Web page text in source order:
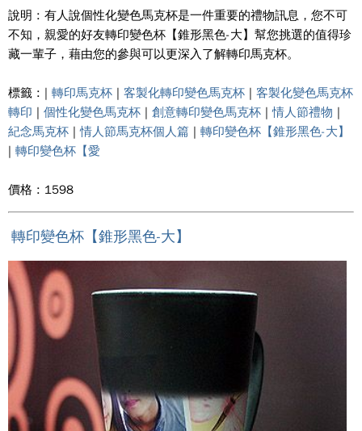
說明 : 有人說個性化變色馬克杯是一件重要的禮物訊息，您不可
不知，親愛的好友轉印變色杯【錐形黑色-大】幫您挑選的值得珍
藏一輩子，藉由您的參與可以更深入了解轉印馬克杯。
標籤 : | 轉印馬克杯 | 客製化轉印變色馬克杯 | 客製化變色馬克杯
轉印 | 個性化變色馬克杯 | 創意轉印變色馬克杯 |情人節禮物 |
紀念馬克杯 |情人節馬克杯個人篇 | 轉印變色杯【錐形黑色-大】
| 轉印變色杯【愛
價格 : 1598
轉印變色杯【錐形黑色-大】